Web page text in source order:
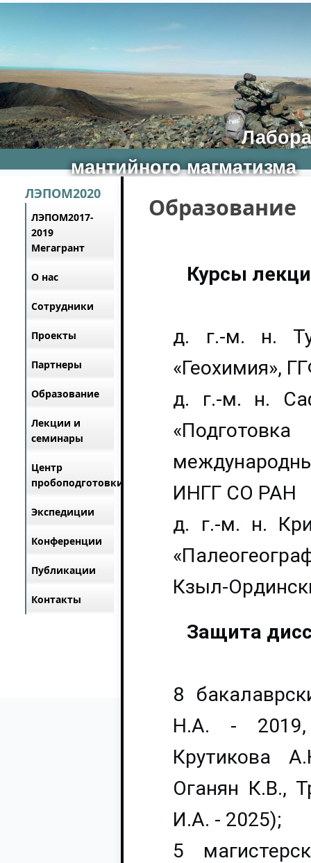
Лаборатория
мантийного магматизма
ЛЭПОM2020
ЛЭПОМ2017-
2019
Мегагрант
О нас
Сотрудники
Проекты
Партнеры
Образование
Лекции и
семинары
Центр
пробоподготовки
Экспедиции
Конференции
Публикации
Контакты
Образование
Курсы
д. г.-м. н.
«Геохимия»,
д. г.-м. н.
ИНГГ СО РАН
д. г.-м. н.
Кзыл-
Защита
8
Н.А. -
Крутикова
Оганян К.В.,
И.А. - 2025);
5